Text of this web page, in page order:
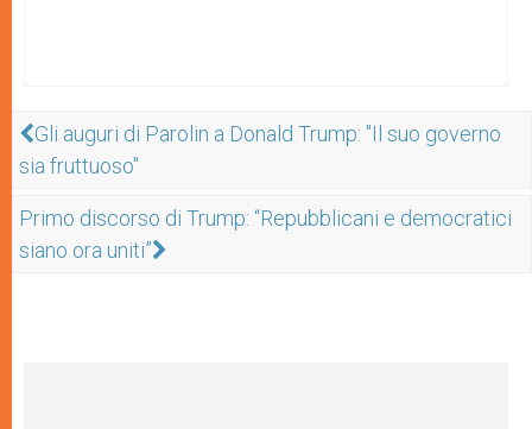
Gli auguri di Parolin a Donald Trump: "Il suo governo
sia fruttuoso"
Primo discorso di Trump: “Repubblicani e democratici
siano ora uniti”